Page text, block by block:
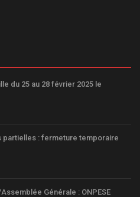
du 25 au 28 février 2025 le
partielles : fermeture temporaire
Générale : ONPESE